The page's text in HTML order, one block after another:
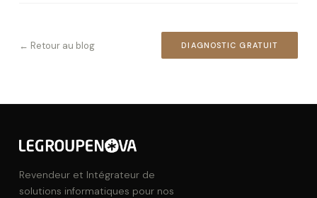
← Retour au blog DIAGNOSTIC GRATUIT
Revendeur et Intégrateur de
solutions informatiques pour nos